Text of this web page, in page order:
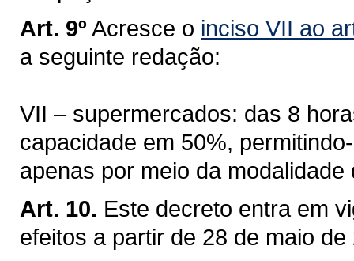
Art. 9º Acresce o inciso VII ao
a seguinte redação:
VII – supermercados: das 8
capacidade em 50%,
apenas por meio da modalidade
Art. 10. Este decreto entra em
efeitos a partir de 28 de maio de